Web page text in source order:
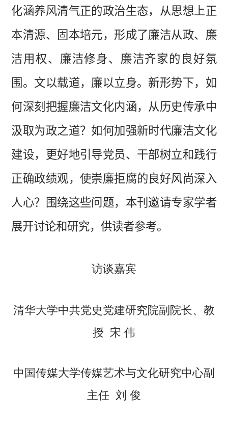
化涵养风清气正的政治生态，从思想上正
本清源、固本培元，形成了廉洁从政、廉
洁用权、廉洁修身、廉洁齐家的良好氛
围。文以载道，廉以立身。新形势下，如
何深刻把握廉洁文化内涵，从历史传承中
汲取为政之道？如何加强新时代廉洁文化
建设，更好地引导党员、干部树立和践行
正确政绩观，使崇廉拒腐的良好风尚深入
人心？围绕这些问题，本刊邀请专家学者
展开讨论和研究，供读者参考。
访谈嘉宾
清华大学中共党史党建研究院副院长、教
授 宋 伟
中国传媒大学传媒艺术与文化研究中心副
主任 刘 俊